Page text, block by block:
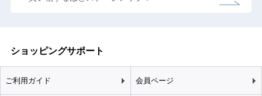
ショッピングサポート
ご利用ガイド 会員ページ